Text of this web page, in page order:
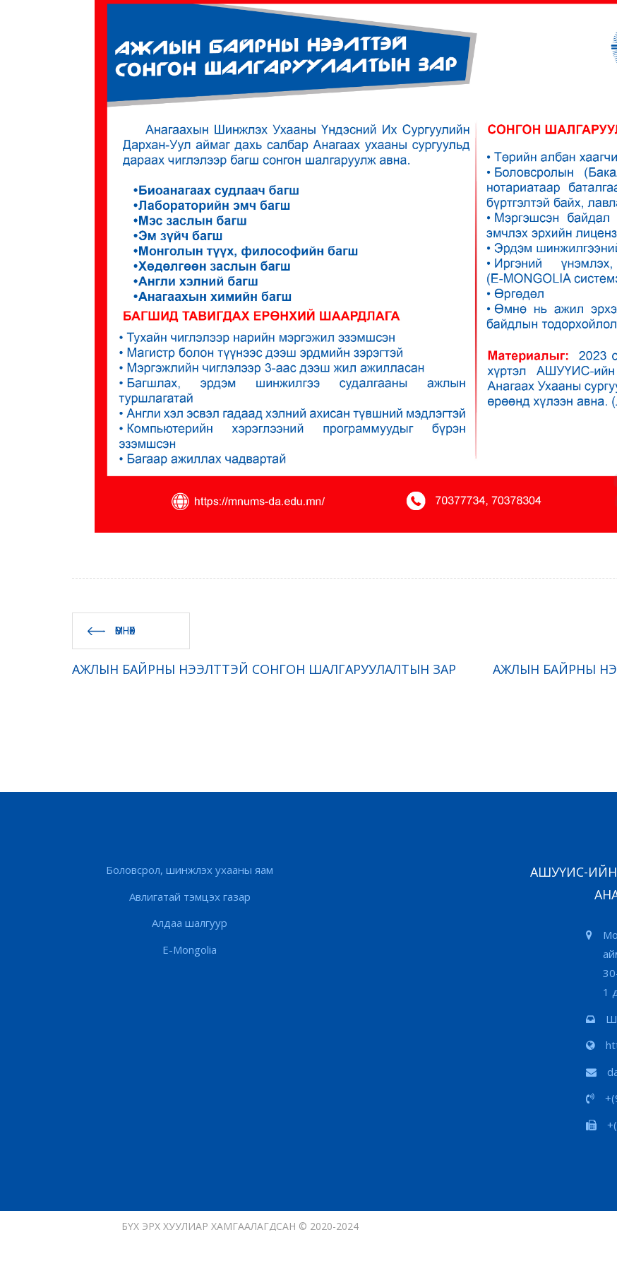
ӨМНӨХ
АЖЛЫН БАЙРНЫ НЭЭЛТТЭЙ СОНГОН ШАЛГАРУУЛАЛТЫН ЗАР АЖЛЫН БАЙРНЫ
Боловсрол, шинжлэх ухааны яам
Авлигатай тэмцэх газар
Алдаа шалгуур
E-Mongolia
АШУҮИС-ИЙН
1
БҮХ ЭРХ ХУУЛИАР ХАМГААЛАГДСАН © 2020-2024